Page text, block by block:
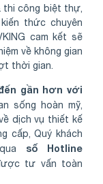
thi công biệt thự,
thức chuyên
cam kết sẽ
về không gian
thời gian.
gần hơn với
sống hoàn mỹ,
dịch vụ thiết kế
cấp, Quý khách
số Hotline
tư vấn toàn